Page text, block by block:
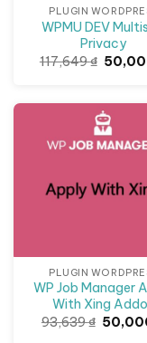
PLUGIN
WPMU DEV
Privacy
117,649₫ Giá
gốc
PLUGIN
WP Job Manager
With Xing
93,639₫ Giá
gốc